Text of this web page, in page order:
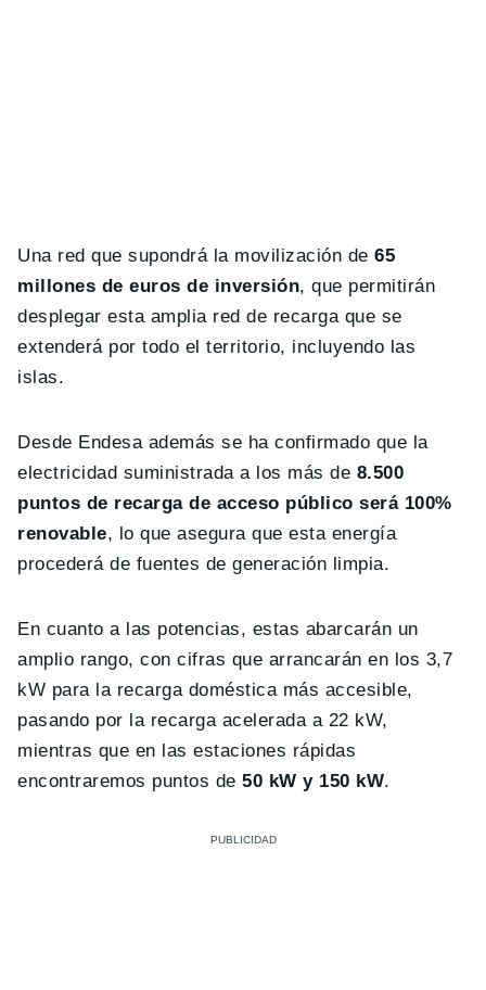
Una red que supondrá la movilización de65
millones de euros de inversión, que permitirán
desplegar esta amplia red de recarga que se
extenderá por todo el territorio, incluyendo las
islas.
Desde Endesa además se ha confirmado que la
electricidad suministrada a los más de 8.500
puntos de recarga de acceso público será 100%
renovable, lo que asegura que esta energía
procederá de fuentes de generación limpia.
En cuanto a las potencias, estas abarcarán un
amplio rango, con cifras que arrancarán en los 3,7
kW para la recarga doméstica más accesible,
pasando por la recarga acelerada a 22 kW,
mientras que en las estaciones rápidas
encontraremos puntos de 50 kW y 150 kW.